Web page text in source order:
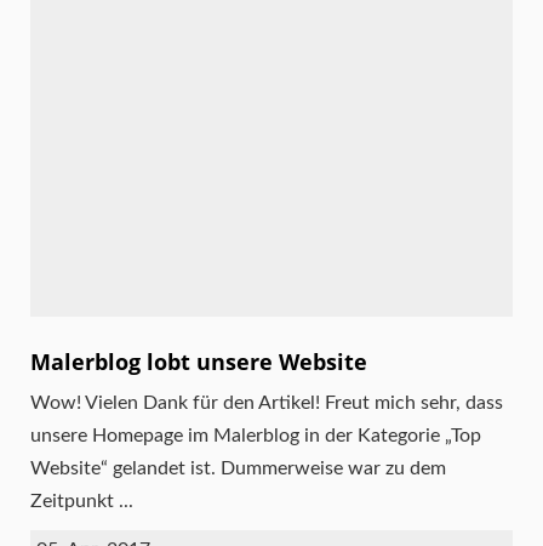
Malerblog lobt unsere Website
Wow! Vielen Dank für den Artikel! Freut mich sehr, dass
unsere Homepage im Malerblog in der Kategorie „Top
Website“ gelandet ist. Dummerweise war zu dem
Zeitpunkt ...